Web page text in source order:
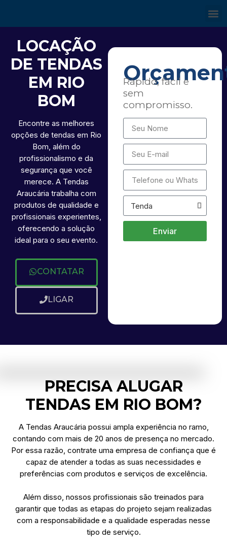
LOCAÇÃO
DE TENDAS
EM RIO
BOM
Encontre as melhores
opções de tendas em Rio
Bom, além do
profissionalismo e da
segurança que você
merece. A Tendas
Araucária trabalha com
produtos de qualidade e
profissionais experientes,
oferecendo a solução
ideal para o seu evento.
CONTATAR
LIGAR
Rápido, fácil e
sem
compromisso.
Enviar
PRECISA ALUGAR
TENDAS EM RIO BOM?
A Tendas Araucária possui ampla experiência no ramo,
contando com mais de 20 anos de presença no mercado.
Por essa razão, contrate uma empresa de confiança que é
capaz de atender a todas as suas necessidades e
preferências com produtos e serviços de excelência.
Além disso, nossos profissionais são treinados para
garantir que todas as etapas do projeto sejam realizadas
com a responsabilidade e a qualidade esperadas nesse
tipo de serviço.